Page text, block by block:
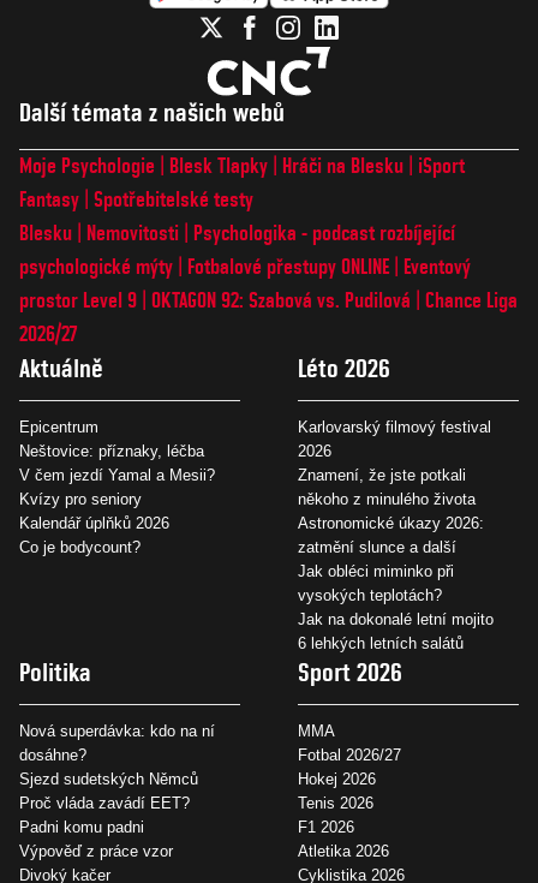
Další témata z našich webů
Moje Psychologie Blesk Tlapky Hráči na Blesku
iSport
Fantasy Spotřebitelské testy
Blesku
Nemovitosti
Psychologika - podcast rozbíjející
psychologické mýty
Fotbalové přestupy ONLINE
Eventový
prostor Level 9 OKTAGON 92: Szabová vs. Pudilová
Chance Liga
2026/27
Aktuálně
Epicentrum
Neštovice: příznaky, léčba
V čem jezdí Yamal a Mesii?
Kvízy pro seniory
Kalendář úplňků 2026
Co je bodycount?
Léto 2026
Karlovarský filmový festival
2026
Znamení, že jste potkali
někoho z minulého života
Astronomické úkazy 2026:
zatmění slunce a další
Jak obléci miminko při
vysokých teplotách?
Jak na dokonalé letní mojito
6 lehkých letních salátů
Politika
Nová superdávka: kdo na ní
dosáhne?
Sjezd sudetských Němců
Proč vláda zavádí EET?
Padni komu padni
Výpověď z práce vzor
Divoký kačer
Sport 2026
MMA
Fotbal 2026/27
Hokej 2026
Tenis 2026
F1 2026
Atletika 2026
Cyklistika 2026